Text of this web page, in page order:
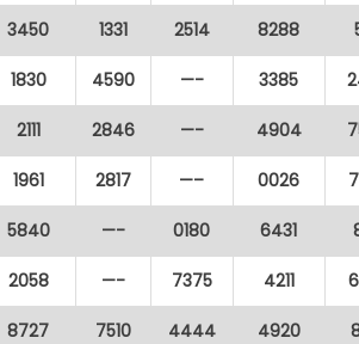
3450 1331 2514 8288
1830 4590 —- 3385
2111 2846 —- 4904
1961 2817 —– 0026
5840 —- 0180 6431
2058 —- 7375 4211
8727 7510 4444 4920